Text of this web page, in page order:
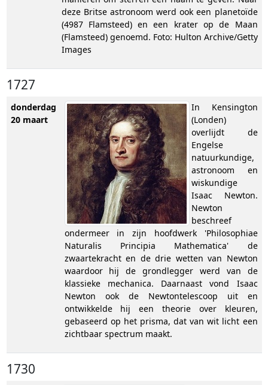
deze Britse astronoom werd ook een planetoïde
(4987 Flamsteed) en een krater op de Maan
(Flamsteed) genoemd. Foto: Hulton Archive/Getty
Images
1727
donderdag
20 maart
In Kensington
(Londen)
overlijdt de
Engelse
natuurkundige,
astronoom en
wiskundige
Isaac Newton.
Newton
beschreef
ondermeer in zijn hoofdwerk 'Philosophiae
Naturalis Principia Mathematica' de
zwaartekracht en de drie wetten van Newton
waardoor hij de grondlegger werd van de
klassieke mechanica. Daarnaast vond Isaac
Newton ook de Newtontelescoop uit en
ontwikkelde hij een theorie over kleuren,
gebaseerd op het prisma, dat van wit licht een
zichtbaar spectrum maakt.
1730